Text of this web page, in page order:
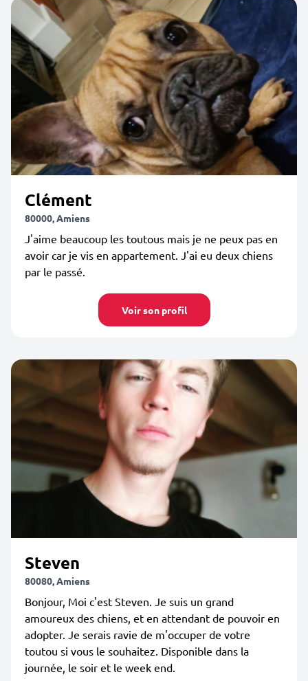
Clément
80000, Amiens
J'aime beaucoup les toutous mais je ne peux pas en
avoir car je vis en appartement. J'ai eu deux chiens
par le passé.
Voir son profil
Steven
80080, Amiens
Bonjour, Moi c'est Steven. Je suis un grand
amoureux des chiens, et en attendant de pouvoir en
adopter. Je serais ravie de m'occuper de votre
toutou si vous le souhaitez. Disponible dans la
journée, le soir et le week end.